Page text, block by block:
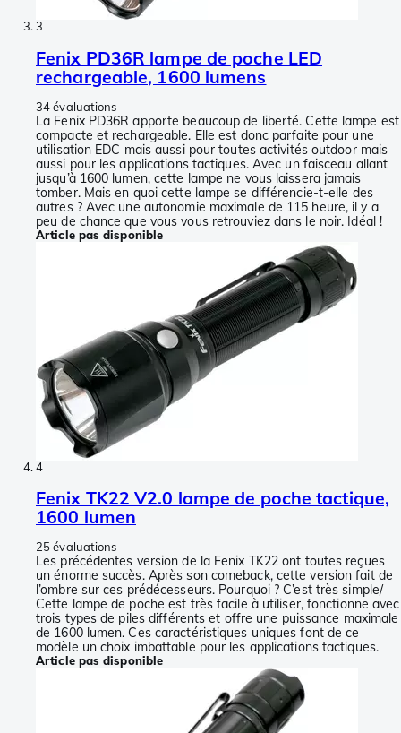
3
Fenix PD36R lampe de poche LED
rechargeable, 1600 lumens
34 évaluations
La Fenix PD36R apporte beaucoup de liberté. Cette lampe est
compacte et rechargeable. Elle est donc parfaite pour une
utilisation EDC mais aussi pour toutes activités outdoor mais
aussi pour les applications tactiques. Avec un faisceau allant
jusqu’à 1600 lumen, cette lampe ne vous laissera jamais
tomber. Mais en quoi cette lampe se différencie-t-elle des
autres ? Avec une autonomie maximale de 115 heure, il y a
peu de chance que vous vous retrouviez dans le noir. Idéal !
Article pas disponible
4
Fenix TK22 V2.0 lampe de poche tactique,
1600 lumen
25 évaluations
Les précédentes version de la Fenix TK22 ont toutes reçues
un énorme succès. Après son comeback, cette version fait de
l’ombre sur ces prédécesseurs. Pourquoi ? C’est très simple/
Cette lampe de poche est très facile à utiliser, fonctionne avec
trois types de piles différents et offre une puissance maximale
de 1600 lumen. Ces caractéristiques uniques font de ce
modèle un choix imbattable pour les applications tactiques.
Article pas disponible